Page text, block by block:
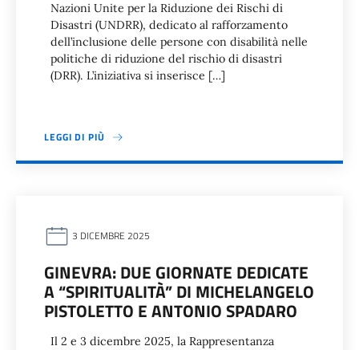
Nazioni Unite per la Riduzione dei Rischi di
Disastri (UNDRR), dedicato al rafforzamento
dell’inclusione delle persone con disabilità nelle
politiche di riduzione del rischio di disastri
(DRR). L’iniziativa si inserisce […]
LEGGI DI PIÙ
3 DICEMBRE 2025
GINEVRA: DUE GIORNATE DEDICATE
A “SPIRITUALITÀ” DI MICHELANGELO
PISTOLETTO E ANTONIO SPADARO
Il 2 e 3 dicembre 2025, la Rappresentanza